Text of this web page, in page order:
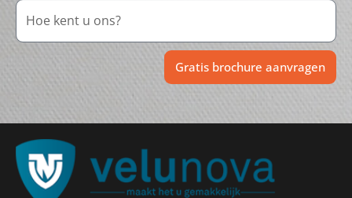
Gratis brochure aanvragen